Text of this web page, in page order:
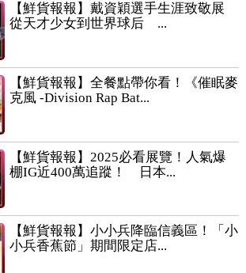
【鮮貨報報】戴資穎選手生涯致敬展
從天才少女到世界球后 ...
【鮮貨報報】全餐點帶你看！《催眠麥
克風 -Division Rap Bat...
【鮮貨報報】2025必看展覽！人氣爆
棚IG近400萬追蹤！ 日本...
【鮮貨報報】小小兵降臨信義區！「小
小兵香蕉節」期間限定店...